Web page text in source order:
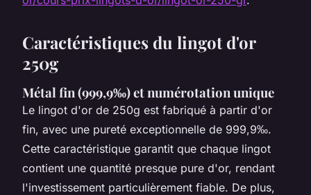
Caractéristiques du lingot d'or
250g
Métal fin (999,9‰) et numérotation unique
Le lingot d'or de 250g est fabriqué à partir d'or
fin, avec une pureté exceptionnelle de 999,9‰.
Cette caractéristique garantit que chaque lingot
contient une quantité presque pure d'or, rendant
l'investissement particulièrement fiable. De plus,